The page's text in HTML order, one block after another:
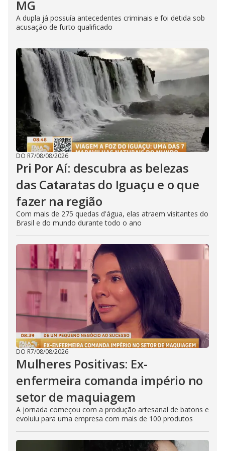
MG
A dupla já possuía antecedentes criminais e foi detida sob
acusação de furto qualificado
DO R7/08/08/2026
Pri Por Aí: descubra as belezas
das Cataratas do Iguaçu e o que
fazer na região
Com mais de 275 quedas d'água, elas atraem visitantes do
Brasil e do mundo durante todo o ano
DO R7/08/08/2026
Mulheres Positivas: Ex-
enfermeira comanda império no
setor de maquiagem
A jornada começou com a produção artesanal de batons e
evoluiu para uma empresa com mais de 100 produtos